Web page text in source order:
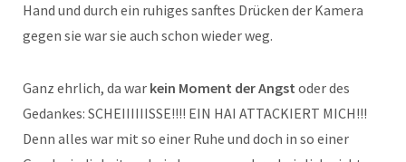
Hand und durch ein ruhiges sanftes Drücken der Kamera
gegen sie war sie auch schon wieder weg.
Ganz ehrlich, da war kein Moment der Angst oder des
Gedankes: SCHEIIIIIISSE!!!! EIN HAI ATTACKIERT MICH!!!
Denn alles war mit so einer Ruhe und doch in so einer